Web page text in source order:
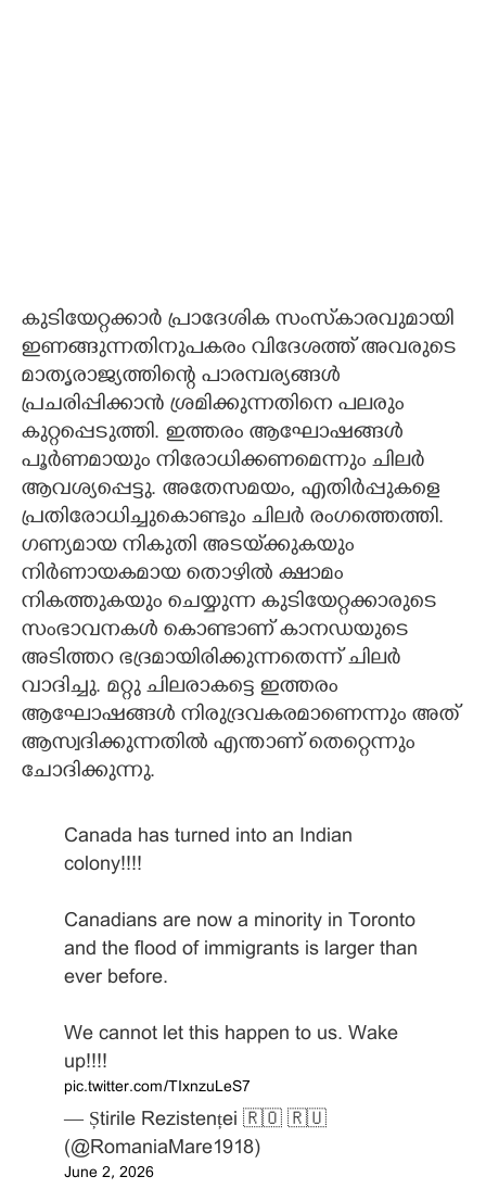
കുടിയേറ്റക്കാർ പ്രാദേശിക സംസ്‌കാരവുമായി
ഇണങ്ങുന്നതിനുപകരം വിദേശത്ത് അവരുടെ
മാതൃരാജ്യത്തിന്റെ പാരമ്പര്യങ്ങൾ
പ്രചരിപ്പിക്കാൻ ശ്രമിക്കുന്നതിനെ പലരും
കുറ്റപ്പെടുത്തി. ഇത്തരം ആഘോഷങ്ങൾ
പൂർണമായും നിരോധിക്കണമെന്നും ചിലർ
ആവശ്യപ്പെട്ടു. അതേസമയം, എതിർപ്പുകളെ
പ്രതിരോധിച്ചുകൊണ്ടും ചിലർ രംഗത്തെത്തി.
ഗണ്യമായ നികുതി അടയ്‌ക്കുകയും
നിർണായകമായ തൊഴിൽ ക്ഷാമം
നികത്തുകയും ചെയ്യുന്ന കുടിയേറ്റക്കാരുടെ
സംഭാവനകൾ കൊണ്ടാണ് കാനഡയുടെ
അടിത്തറ ഭദ്രമായിരിക്കുന്നതെന്ന് ചിലർ
വാദിച്ചു. മറ്റു ചിലരാകട്ടെ ഇത്തരം
ആഘോഷങ്ങൾ നിരുദ്രവകരമാണെന്നും അത്
ആസ്വദിക്കുന്നതിൽ എന്താണ് തെറ്റെന്നും
ചോദിക്കുന്നു.
Canada has turned into an Indian
colony!!!!
Canadians are now a minority in Toronto
and the flood of immigrants is larger than
ever before.
We cannot let this happen to us. Wake
up!!!!
pic.twitter.com/TIxnzuLeS7
— Știrile Rezistenței 🇷🇴 🇷🇺
(@RomaniaMare1918)
June 2, 2026